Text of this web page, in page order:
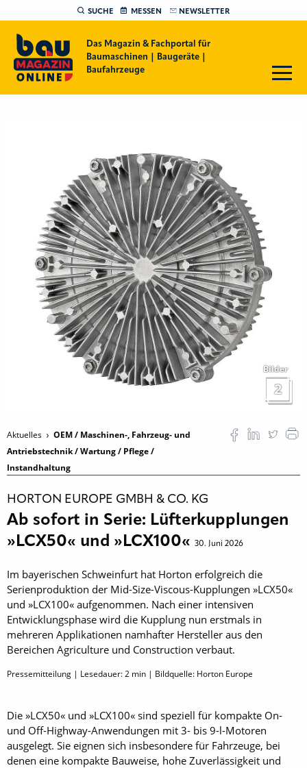
SUCHE MESSEN NEWSLETTER
Das Magazin & Fachportal für
Baumaschinen | Baugeräte |
Baufahrzeuge
Bilder
2
Aktuelles
OEM / Maschinen-, Fahrzeug- und
Antriebstechnik / Wartung / Pflege /
Instandhaltung
HORTON EUROPE GMBH & CO. KG
Ab sofort in Serie: Lüfterkupplungen
»LCX50« und »LCX100« 30. Juni 2026
Im bayerischen Schweinfurt hat Horton erfolgreich die
Serienproduktion der Mid-Size-Viscous-Kupplungen »LCX50«
und »LCX100« aufgenommen. Nach einer intensiven
Entwicklungsphase wird die Kupplung nun erstmals in
mehreren Applikationen namhafter Hersteller aus den
Bereichen Agriculture und Construction verbaut.
Pressemitteilung | Lesedauer:2 min | Bildquelle: Horton Europe
Die »LCX50« und »LCX100« sind speziell für kompakte On-
und Off-Highway-Anwendungen mit 3- bis 9-l-Motoren
ausgelegt. Sie eignen sich insbesondere für Fahrzeuge, bei
denen eine kompakte Bauweise, hohe Zuverlässigkeit und